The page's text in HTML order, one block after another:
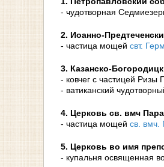
- чудотворная
2. Иоанно-
- частица мощей свт.
3. Казанско-
- ковчег с частицей Ризы
- ватиканский
4. Церковь св. вмч
- частица мощей св. вмч.
5. Церковь во имя
- купальня освященная